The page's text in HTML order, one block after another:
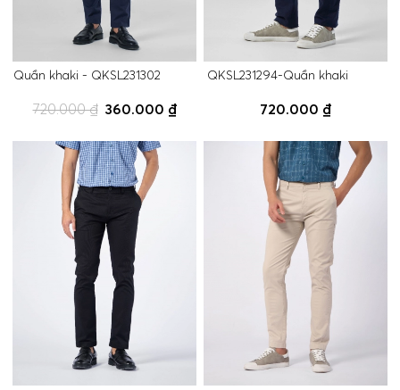
Quần khaki - QKSL231302
360.000 ₫
720.000 ₫
QKSL231294-Quần khaki
720.000 ₫